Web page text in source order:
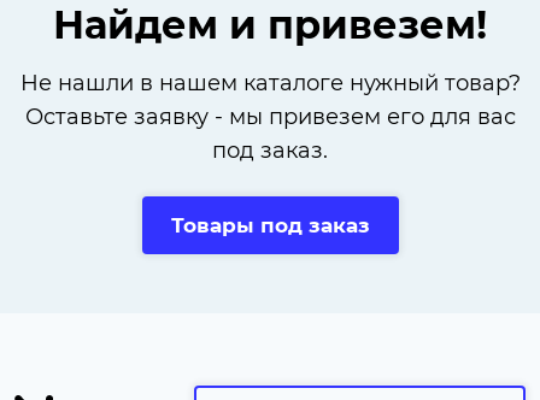
Найдем и привезем!
Не нашли в нашем каталоге нужный товар?
Оставьте заявку - мы привезем его для вас
под заказ.
Товары под заказ